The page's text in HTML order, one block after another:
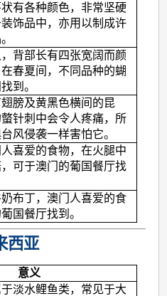
有各种颜色，非常坚硬
饰品中，亦用以制成许
背部长有四张宽阔而颜
春夏间，不同品种的蝴
到。
膀及黄黑色横间的昆
针刺中会令人疼痛，所
风侵袭一样害怕它。
喜爱的食物，在火腿中
可于澳门的葡国餐厅找
布丁，澳门人喜爱的食
国餐厅找到。
西亚
意义
淡水鲤鱼类，常见于大